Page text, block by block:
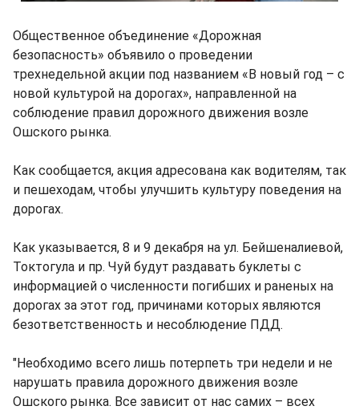
Общественное объединение «Дорожная
безопасность» объявило о проведении
трехнедельной акции под названием «В новый год – с
новой культурой на дорогах», направленной на
соблюдение правил дорожного движения возле
Ошского рынка.
Как сообщается, акция адресована как водителям, так
и пешеходам, чтобы улучшить культуру поведения на
дорогах.
Как указывается, 8 и 9 декабря на ул. Бейшеналиевой,
Токтогула и пр. Чуй будут раздавать буклеты с
информацией о численности погибших и раненых на
дорогах за этот год, причинами которых являются
безответственность и несоблюдение ПДД.
"Необходимо всего лишь потерпеть три недели и не
нарушать правила дорожного движения возле
Ошского рынка. Все зависит от нас самих – всех